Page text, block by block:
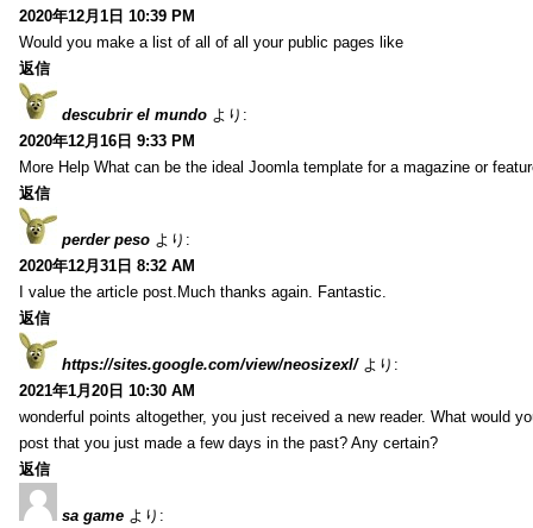
2020年12月1日 10:39 PM
Would you make a list of all of all your public pages like
返信
descubrir el mundo より:
2020年12月16日 9:33 PM
More Help What can be the ideal Joomla template for a magazine or
返信
perder peso より:
2020年12月31日 8:32 AM
I value the article post.Much thanks again. Fantastic.
返信
https://sites.google.com/view/neosizexl/ より:
2021年1月20日 10:30 AM
wonderful points altogether, you just received a new reader. What would
post that you just made a few days in the past? Any certain?
返信
sa game より: